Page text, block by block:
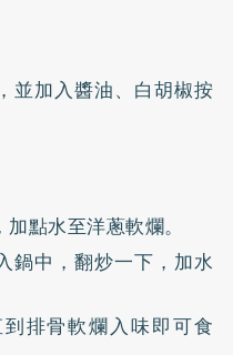
並加入醬油、白胡椒按
點水至洋蔥軟爛。
鍋中，翻炒一下，加水
排骨軟爛入味即可食